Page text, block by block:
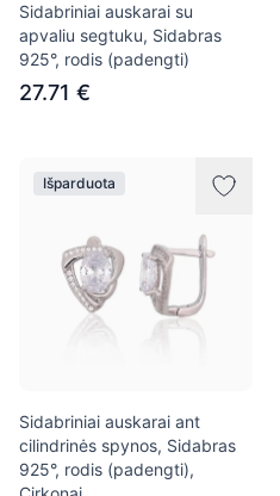
Sidabriniai auskarai su
apvaliu segtuku, Sidabras
925°, rodis (padengti)
27.71 €
Išparduota
Sidabriniai auskarai ant
cilindrinės spynos, Sidabras
925°, rodis (padengti),